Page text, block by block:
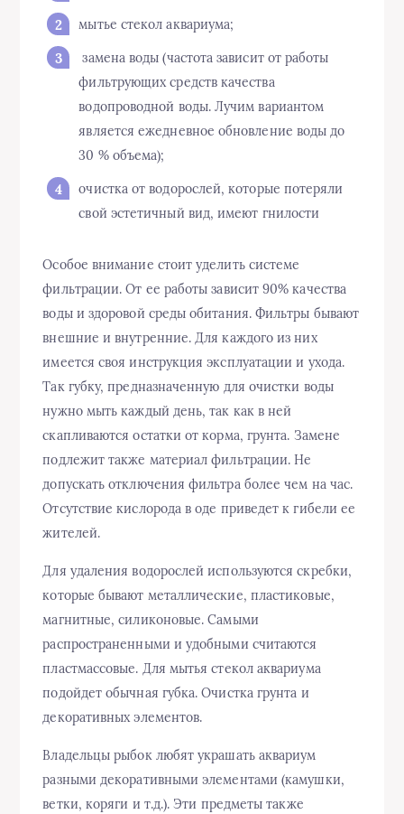
мытье стекол аквариума;
замена воды (частота зависит от работы
фильтрующих средств качества
водопроводной воды. Лучим вариантом
является ежедневное обновление воды до
30 % объема);
очистка от водорослей, которые потеряли
свой эстетичный вид, имеют гнилости
Особое внимание стоит уделить системе
фильтрации. От ее работы зависит 90% качества
воды и здоровой среды обитания. Фильтры бывают
внешние и внутренние. Для каждого из них
имеется своя инструкция эксплуатации и ухода.
Так губку, предназначенную для очистки воды
нужно мыть каждый день, так как в ней
скапливаются остатки от корма, грунта. Замене
подлежит также материал фильтрации. Не
допускать отключения фильтра более чем на час.
Отсутствие кислорода в оде приведет к гибели ее
жителей.
Для удаления водорослей используются скребки,
которые бывают металлические, пластиковые,
магнитные, силиконовые. Самыми
распространенными и удобными считаются
пластмассовые. Для мытья стекол аквариума
подойдет обычная губка. Очистка грунта и
декоративных элементов.
Владельцы рыбок любят украшать аквариум
разными декоративными элементами (камушки,
ветки, коряги и т.д.). Эти предметы также